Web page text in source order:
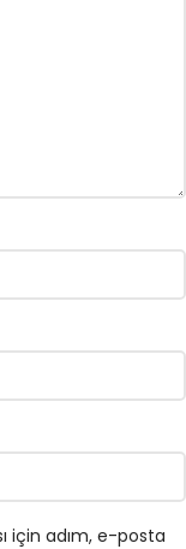
için adım, e-posta